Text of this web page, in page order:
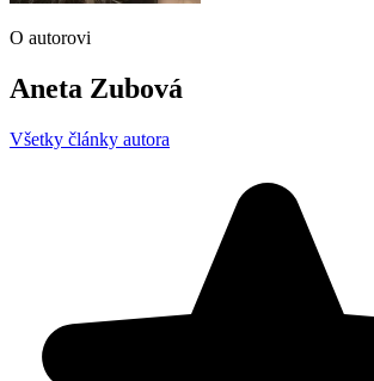
O autorovi
Aneta Zubová
Všetky články autora